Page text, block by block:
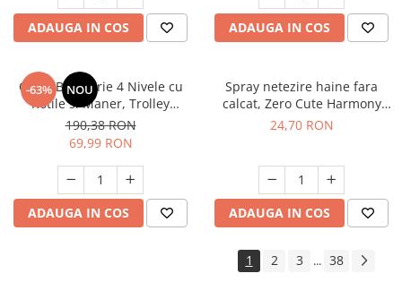
ADAUGA IN COS ADAUGA IN COS
-63% NOU
Carut Bucatarie 4 Nivele cu
Rotile si Maner, Trolley
Depozitare Multifunctional,
Negru
190,38 RON
69,99 RON
ADAUGA IN COS
Spray netezire haine fara
calcat, Zero Cute Harmony
Misavan, 500 ml, 90043468
24,70 RON
ADAUGA IN COS
1 2 3 ... 38